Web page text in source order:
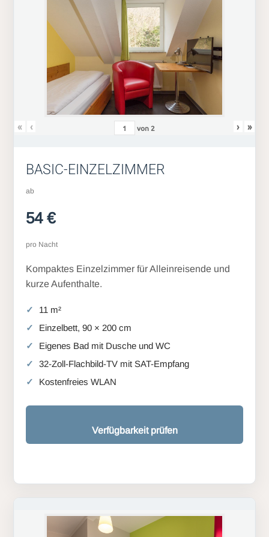
« ‹ von 2 › »
BASIC-EINZELZIMMER
ab
54 €
pro Nacht
Kompaktes Einzelzimmer für Alleinreisende und
kurze Aufenthalte.
11 m²
Einzelbett, 90 × 200 cm
Eigenes Bad mit Dusche und WC
32-Zoll-Flachbild-TV mit SAT-Empfang
Kostenfreies WLAN
Verfügbarkeit prüfen